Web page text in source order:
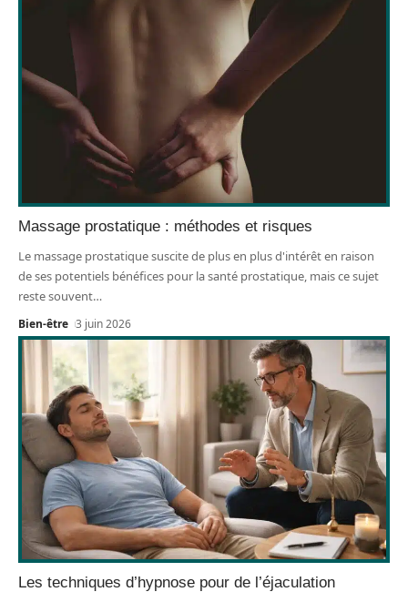
Massage prostatique : méthodes et risques
Le massage prostatique suscite de plus en plus d'intérêt en raison
de ses potentiels bénéfices pour la santé prostatique, mais ce sujet
reste souvent…
Bien-être 3 juin 2026
Les techniques d’hypnose pour de l’éjaculation